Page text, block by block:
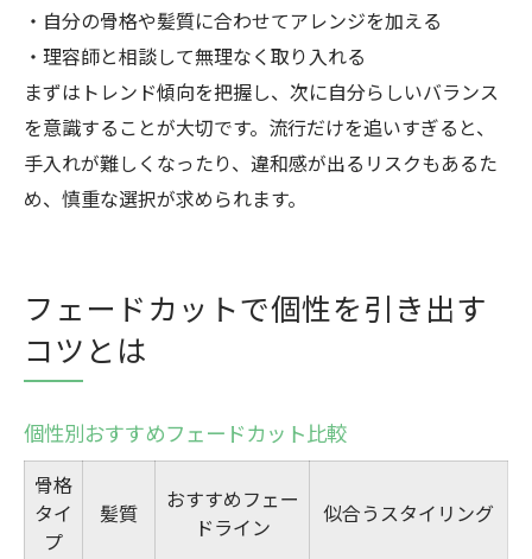
・自分の骨格や髪質に合わせてアレンジを加える
・理容師と相談して無理なく取り入れる
まずはトレンド傾向を把握し、次に自分らしいバランス
を意識することが大切です。流行だけを追いすぎると、
手入れが難しくなったり、違和感が出るリスクもあるた
め、慎重な選択が求められます。
フェードカットで個性を引き出す
コツとは
個性別おすすめフェードカット比較
骨格
タイ
プ
髪質
おすすめフェー
ドライン
似合うスタイリング